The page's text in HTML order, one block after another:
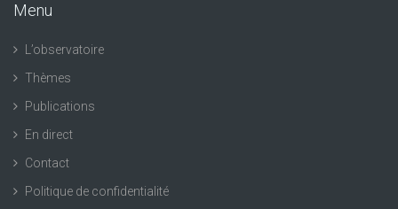
Menu
L’observatoire
Thèmes
Publications
En direct
Contact
Politique de confidentialité